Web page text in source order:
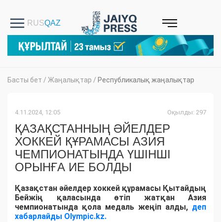
Басты бет / Жаңалықтар / Республикалық жаңалықтар
4.11.2024, 12:05 Оқылды: 297
ҚАЗАҚСТАННЫҢ ӘЙЕЛДЕР
ХОККЕЙ ҚҰРАМАСЫ АЗИЯ
ЧЕМПИОНАТЫНДА ҮШІНШІ
ОРЫНҒА ИЕ БОЛДЫ
Қазақстан әйелдер хоккей құрамасы Қытайдың
Бейжің қаласында өтіп жатқан Азия
чемпионатында қола медаль жеңіп алды, деп
хабарлайды Olympic.kz.